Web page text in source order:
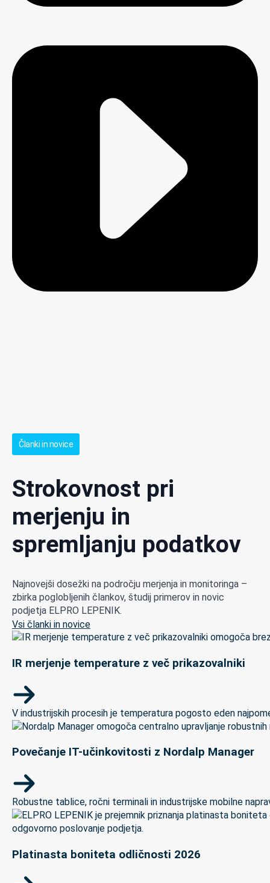
Članki in novice
Strokovnost pri
merjenju in
spremljanju podatkov
Najnovejši dosežki na področju merjenja in monitoringa –
zbirka poglobljenih člankov, študij primerov in novic
podjetja ELPRO LEPENIK.
Vsi članki in novice
IR merjenje temperature z več prikazovalniki
V industrijskih procesih je temperatura pogosto eden
Povečanje IT-učinkovitosti z Nordalp Manager
Robustne tablice, ročni terminali in industrijske mobilne
Platinasta boniteta odličnosti 2026